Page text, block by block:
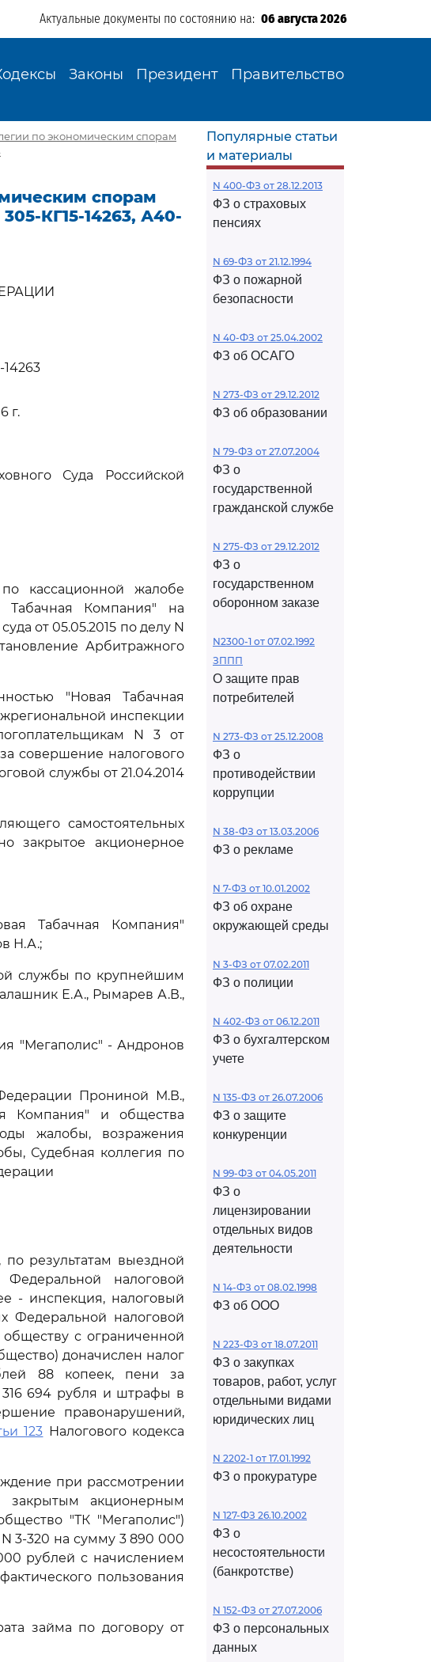
Актуальные документы по состоянию на: 06 августа 2026
Законы Президент Правительство
по экономическим спорам
спорам
КГ15-14263, А40-
14263
г.
Суда Российской
кассационной жалобе
Табачная Компания" на
от 05.05.2015 по делу N
Арбитражного
"Новая Табачная
инспекции
N 3 от
совершение налогового
службы от 21.04.2014
самостоятельных
закрытое акционерное
Табачная Компания"
Н.А.;
службы по крупнейшим
Е.А., Рымарев А.В.,
"Мегаполис" - Андронов
Прониной М.В.,
Компания" и общества
жалобы, возражения
Судебная коллегия по
результатам выездной
налоговой
- инспекция, налоговый
Федеральной налоговой
с ограниченной
доначислен налог
88 копеек, пени за
316 694 рубля и штрафы в
правонарушений,
123 Налогового кодекса
при рассмотрении
акционерным
"ТК "Мегаполис")
3-320 на сумму 3 890 000
рублей с начислением
пользования
займа по договору от
Популярные статьи
и материалы
N 400-ФЗ от 28.12.2013
ФЗ о страховых
пенсиях
N 69-ФЗ от 21.12.1994
ФЗ о пожарной
безопасности
N 40-ФЗ от 25.04.2002
ФЗ об ОСАГО
N 273-ФЗ от 29.12.2012
ФЗ об образовании
N 79-ФЗ от 27.07.2004
ФЗ о
государственной
гражданской службе
N 275-ФЗ от 29.12.2012
ФЗ о
государственном
оборонном заказе
N2300-1 от 07.02.1992
ЗППП
О защите прав
потребителей
N 273-ФЗ от 25.12.2008
ФЗ о
противодействии
коррупции
N 38-ФЗ от 13.03.2006
ФЗ о рекламе
N 7-ФЗ от 10.01.2002
ФЗ об охране
окружающей среды
N 3-ФЗ от 07.02.2011
ФЗ о полиции
N 402-ФЗ от 06.12.2011
ФЗ о бухгалтерском
учете
N 135-ФЗ от 26.07.2006
ФЗ о защите
конкуренции
N 99-ФЗ от 04.05.2011
ФЗ о
лицензировании
отдельных видов
деятельности
N 14-ФЗ от 08.02.1998
ФЗ об ООО
N 223-ФЗ от 18.07.2011
ФЗ о закупках
товаров, работ, услуг
отдельными видами
юридических лиц
N 2202-1 от 17.01.1992
ФЗ о прокуратуре
N 127-ФЗ 26.10.2002
ФЗ о
несостоятельности
(банкротстве)
N 152-ФЗ от 27.07.2006
ФЗ о персональных
данных